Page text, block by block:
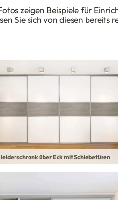
zeigen Beispiele für
Sie sich von diesen bereits
über Eck mit Schiebetüren